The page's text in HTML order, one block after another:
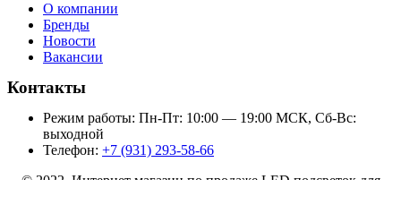
О компании
Бренды
Новости
Вакансии
Контакты
Режим работы: Пн-Пт: 10:00 — 19:00 МСК, Сб-Вс:
выходной
Телефон: +7 (931) 293-58-66
© 2022 Интернет магазин по продаже LED подсветок для